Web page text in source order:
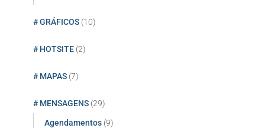
# GRÁFICOS (10)
# HOTSITE (2)
# MAPAS (7)
# MENSAGENS (29)
Agendamentos (9)